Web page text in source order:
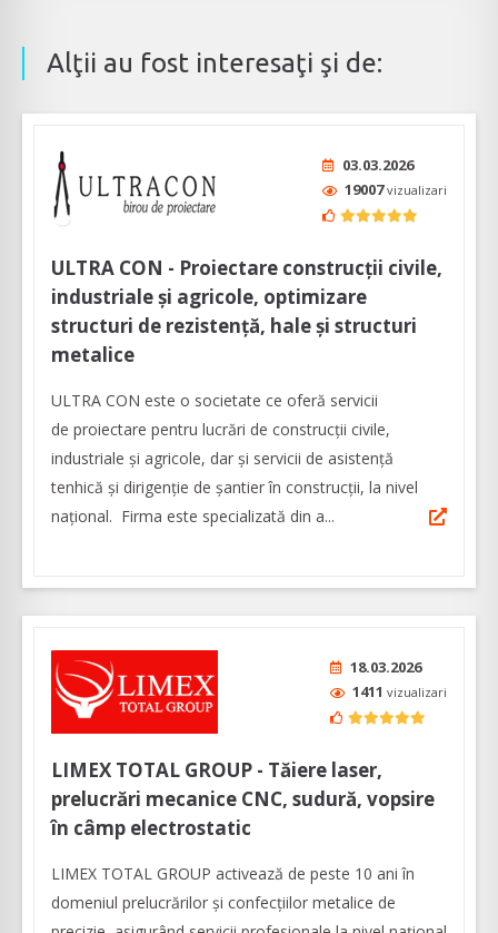
Alţii au fost interesaţi şi de:
03.03.2026
19007vizualizari
ULTRA CON - Proiectare construcții civile,
industriale și agricole, optimizare
structuri de rezistență, hale și structuri
metalice
ULTRA CON este o societate ce oferă servicii
de proiectare pentru lucrări de construcții civile,
industriale și agricole, dar şi servicii de asistenţă
tenhică şi dirigenţie de şantier în construcţii, la nivel
naţional. Firma este specializată din a...
18.03.2026
1411 vizualizari
LIMEX TOTAL GROUP - Tăiere laser,
prelucrări mecanice CNC, sudură, vopsire
în câmp electrostatic
LIMEX TOTAL GROUP activează de peste 10 ani în
domeniul prelucrărilor şi confecţiilor metalice de